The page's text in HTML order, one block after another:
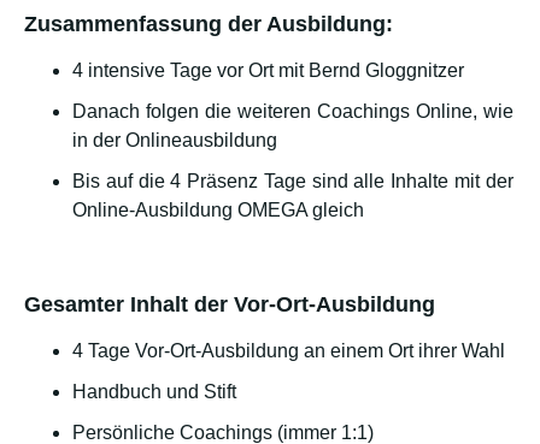
Zusammenfassung der Ausbildung:
4 intensive Tage vor Ort mit Bernd Gloggnitzer
Danach folgen die weiteren Coachings Online, wie
in der Onlineausbildung
Bis auf die 4 Präsenz Tage sind alle Inhalte mit der
Online-Ausbildung OMEGA gleich
Gesamter Inhalt der Vor-Ort-Ausbildung
4 Tage Vor-Ort-Ausbildung an einem Ort ihrer Wahl
Handbuch und Stift
Persönliche Coachings (immer 1:1)